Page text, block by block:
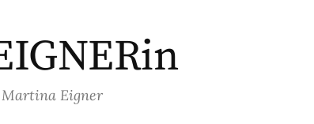
Martina Eigner